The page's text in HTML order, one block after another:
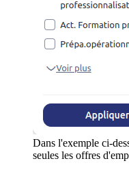
Dans l'exemple ci-
seules les offres